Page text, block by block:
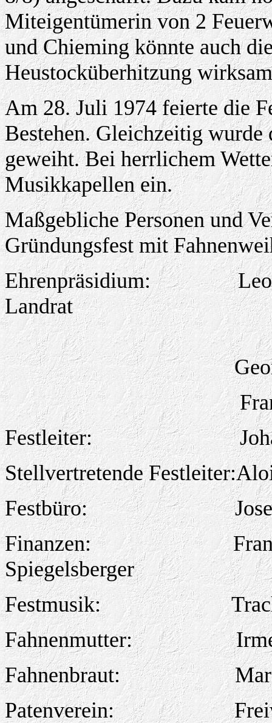
Miteigentümerin von 2
und Chieming könnte auch
Heustocküberhitzung
Am 28. Juli 1974 feierte die
Bestehen. Gleichzeitig wurde
geweiht. Bei herrlichem
Musikkapellen ein.
Maßgebliche Personen und
Gründungsfest mit
Ehrenpräsidium:
Landrat
Festleiter:
Stellvertretende
Festbüro:
Finanzen:
Spiegelsberger
Festmusik:
Fahnenmutter:
Fahnenbraut:
Patenverein: